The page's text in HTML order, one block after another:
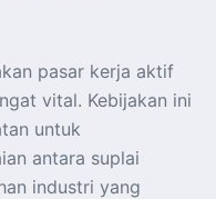
Kawasan lewat
dan Kesehatan
Persen untuk Jaga
Ekonomi
Komitmen Perkuat
Program Makan Bergizi
pasar kerja aktif
vital. Kebijakan ini
untuk
antara suplai
industri yang